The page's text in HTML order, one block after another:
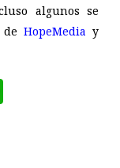
algunos se
deHopeMedia y